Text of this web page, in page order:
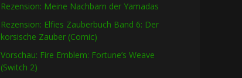
Rezension: Meine Nachbarn der Yamadas
Rezension: Elfies Zauberbuch Band 6: Der
korsische Zauber (Comic)
Vorschau: Fire Emblem: Fortune’s Weave
(Switch 2)